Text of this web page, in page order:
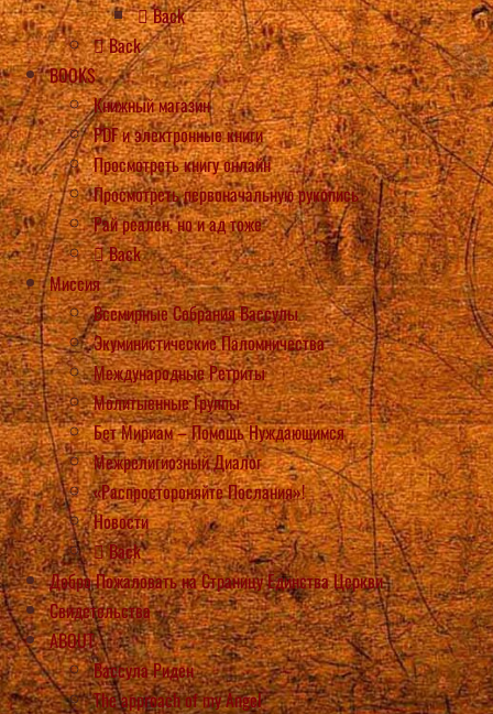
Back
Back
BOOKS
Книжный магазин
PDF и электронные книги
Просмотреть книгу онлайн
Просмотреть первоначальную рукопись
Рай реален, но и ад тоже
Back
Миссия
Всемирные Собрания Вассулы
Экуминистические Паломничества
Международные Ретриты
Молитыенные Группы
Бет Мириам – Помощь Нуждающимся
Межрелигиозный Диалог
«Распростороняйте Послания»!
Новости
Back
Добро Пожаловать на Страницу Единства Церкви
Свидетельства
ABOUT
Вассула Риден
The approach of my Angel